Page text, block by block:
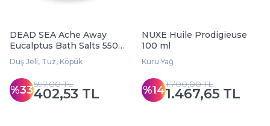
DEAD SEA Ache Away
Eucalptus Bath Salts 550
Duş Jeli, Tuz, Köpük
%33402,53 TL
597,00 TL
NUXE Huile Prodigieuse
100 ml
Kuru Yağ
%141.467,65 TL
1.700,00 TL